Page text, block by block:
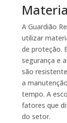
A Guardião
utilizar
de proteção.
segurança e
são
a
tempo. A
fatores que
do setor.